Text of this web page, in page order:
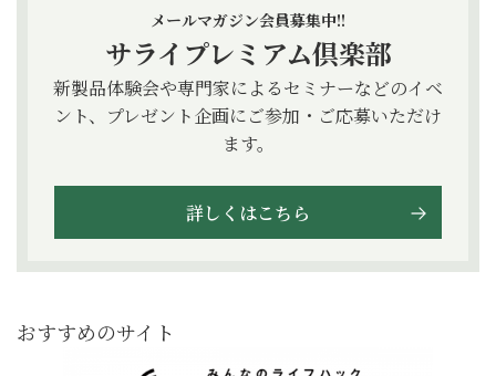
メールマガジン会員募集中!!
サライプレミアム倶楽部
新製品体験会や専門家によるセミナーなどのイベ
ント、プレゼント企画にご参加・ご応募いただけ
ます。
詳しくはこちら
おすすめのサイト